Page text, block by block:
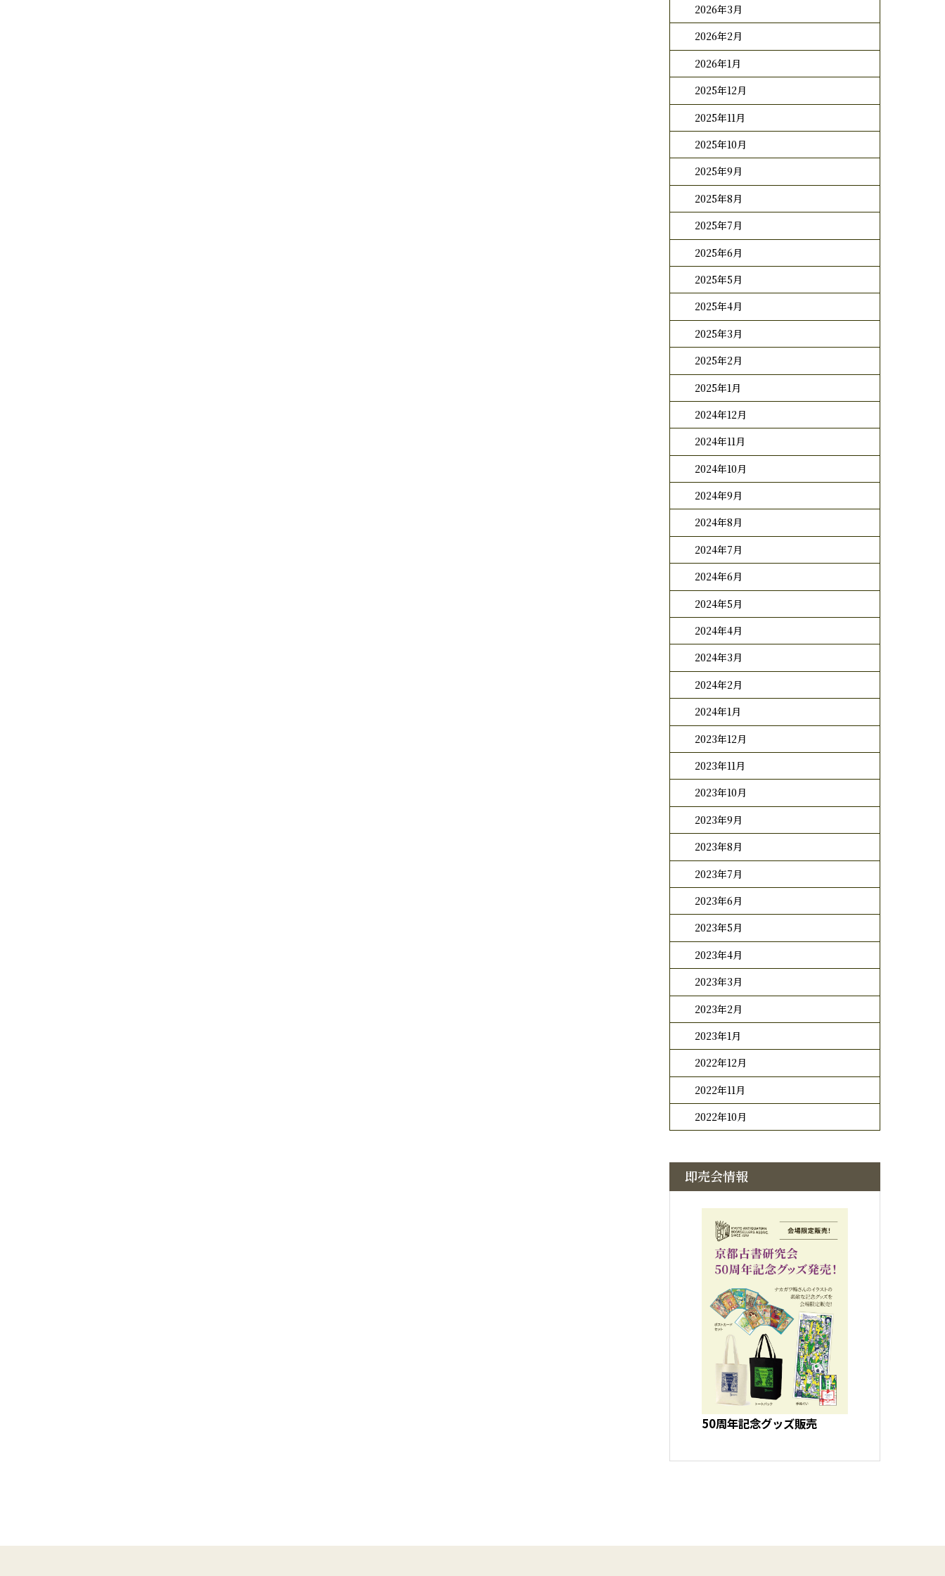
2026年3月
2026年2月
2026年1月
2025年12月
2025年11月
2025年10月
2025年9月
2025年8月
2025年7月
2025年6月
2025年5月
2025年4月
2025年3月
2025年2月
2025年1月
2024年12月
2024年11月
2024年10月
2024年9月
2024年8月
2024年7月
2024年6月
2024年5月
2024年4月
2024年3月
2024年2月
2024年1月
2023年12月
2023年11月
2023年10月
2023年9月
2023年8月
2023年7月
2023年6月
2023年5月
2023年4月
2023年3月
2023年2月
2023年1月
2022年12月
2022年11月
2022年10月
即売会情報
50周年記念グッズ販売